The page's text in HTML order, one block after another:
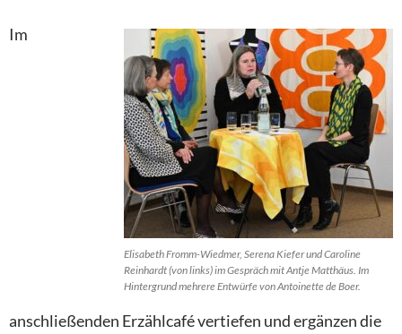
Elisabeth Fromm-Wiedmer, Serena Kiefer und Caroline
Reinhardt (von links) im Gespräch mit Antje Matthäus. Im
Hintergrund mehrere Entwürfe von Antoinette de Boer.
Im
anschließenden Erzählcafé vertiefen und ergänzen die